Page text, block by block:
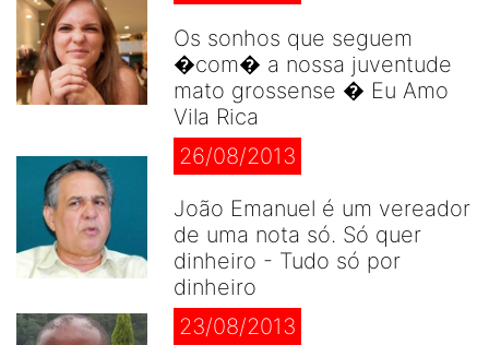
Os sonhos que seguem
�com� a nossa juventude
mato grossense � Eu Amo
Vila Rica
26/08/2013
João Emanuel é um vereador
de uma nota só. Só quer
dinheiro - Tudo só por
dinheiro
23/08/2013